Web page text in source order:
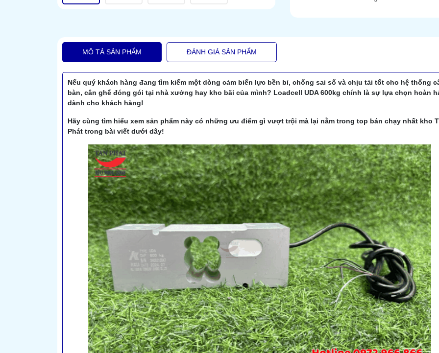
MÔ TẢ SẢN PHẨM ĐÁNH GIÁ SẢN PHẨM
Nếu quý khách hàng đang tìm kiếm một dòng cảm biến lực bền bỉ, chống sai số và chịu tải tốt cho hệ thống
bàn, cân ghế đóng gói tại nhà xưởng hay kho bãi của mình? Loadcell UDA 600kg chính là sự lựa chọn hoàn
dành cho khách hàng!
Hãy cùng tìm hiểu xem sản phẩm này có những ưu điểm gì vượt trội mà lại nằm trong top bán chạy nhất kho
Phát trong bài viết dưới dây!